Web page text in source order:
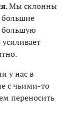
. Мы склонны
большие
большую
у нас в
с чьими-то
переносить